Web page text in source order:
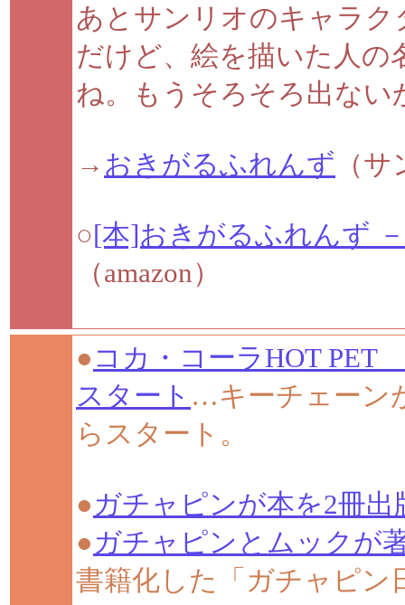
あとサンリオのキャラ
だけど、絵を描いた人
ね。もうそろそろ出ない
→ おきがるふれんず （
○[本]おきがるふれんず
（amazon）
● コカ・コーラHOT
スタート …キーチェーン
らスタート。
● ガチャピンが本を2冊
● ガチャピンとムックが
書籍化した「ガチャピン